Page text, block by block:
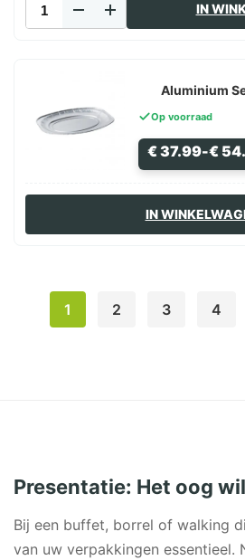
Rol
Slagerijfolie
800
IN
Aluminium
Op voorraad
€37.99-€
Prijsklasse:
€ 54.99
IN
Dit
heeft
Deze
1 2 3 4
Presentatie: Het oog
Bij een buffet, borrel of walking
van uw verpakkingen essentieel.